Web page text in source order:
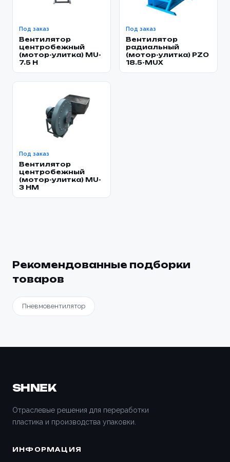
Под заказ
Вентилятор
центробежный
(мотор-улитка) MU-
7.5 H
Под заказ
Вентилятор
радиальный
(мотор-улитка) PZO
18.5-MUX
Под заказ
Вентилятор
центробежный
(мотор-улитка) MU-
3 HM
Рекомендованные подборки
товаров
Пневмовентилятор
SHNEK
Отраслевые решения для переработки
пластика и производства упаковки.
ИНФОРМАЦИЯ